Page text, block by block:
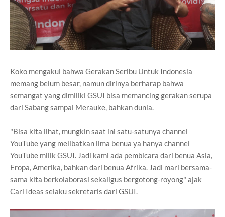
Koko mengakui bahwa Gerakan Seribu Untuk Indonesia
memang belum besar, namun dirinya berharap bahwa
semangat yang dimiliki GSUI bisa memancing gerakan serupa
dari Sabang sampai Merauke, bahkan dunia.
"Bisa kita lihat, mungkin saat ini satu-satunya channel
YouTube yang melibatkan lima benua ya hanya channel
YouTube milik GSUI. Jadi kami ada pembicara dari benua Asia,
Eropa, Amerika, bahkan dari benua Afrika. Jadi mari bersama-
sama kita berkolaborasi sekaligus bergotong-royong" ajak
Carl Ideas selaku sekretaris dari GSUI.